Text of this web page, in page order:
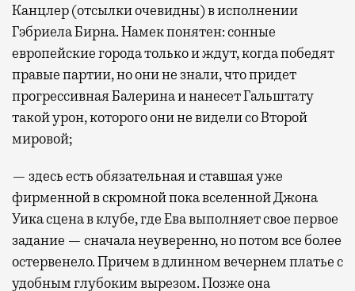
Канцлер (отсылки очевидны) в исполнении
Гэбриела Бирна. Намек понятен: сонные
европейские города только и ждут, когда победят
правые партии, но они не знали, что придет
прогрессивная Балерина и нанесет Гальштату
такой урон, которого они не видели со Второй
мировой;
— здесь есть обязательная и ставшая уже
фирменной в скромной пока вселенной Джона
Уика сцена в клубе, где Ева выполняет свое первое
задание — сначала неуверенно, но потом все более
остервенело. Причем в длинном вечернем платье с
удобным глубоким вырезом. Позже она